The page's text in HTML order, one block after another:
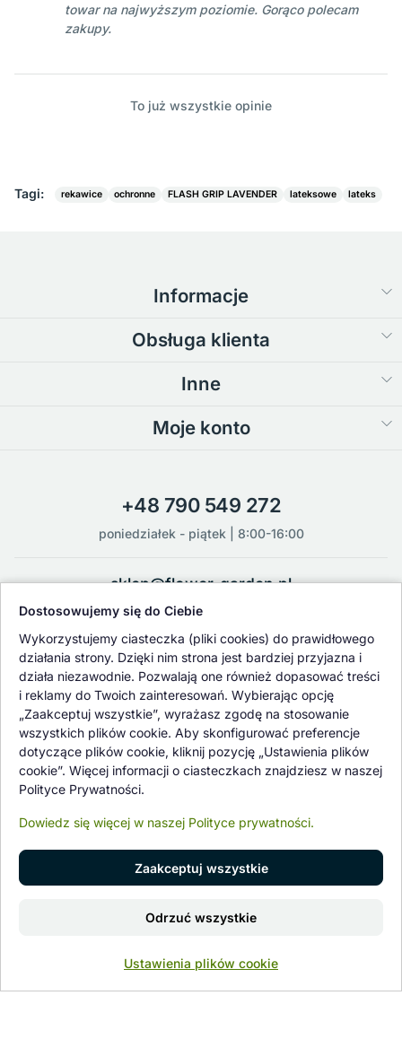
towar na najwyższym poziomie. Gorąco polecam
zakupy.
To już wszystkie opinie
Tagi: rekawice ochronne FLASH GRIP LAVENDER lateksowe lateks
Informacje
Obsługa klienta
Inne
Moje konto
+48 790 549 272
poniedziałek - piątek | 8:00-16:00
sklep@flower-garden.pl
Oferowane przez nas rośliny i nasiona podlegają regularnej ścisłej
kontroli jakości oraz kontroli zdrowotnej przeprowadzanej przez
wykwalifikowane osoby z Państwowej Inspekcji Ochrony Roślin i
Nasiennictwa.
© 1997 - 2026 flower-garden.pl | Wszelkie prawa zastrzeżone.
Dostosowujemy się do Ciebie
Wykorzystujemy ciasteczka (pliki cookies) do prawidłowego
działania strony. Dzięki nim strona jest bardziej przyjazna i
działa niezawodnie. Pozwalają one również dopasować treści
i reklamy do Twoich zainteresowań. Wybierając opcję
„Zaakceptuj wszystkie”, wyrażasz zgodę na stosowanie
wszystkich plików cookie. Aby skonfigurować preferencje
dotyczące plików cookie, kliknij pozycję „Ustawienia plików
cookie”. Więcej informacji o ciasteczkach znajdziesz w naszej
Polityce Prywatności.
Dowiedz się więcej w naszej Polityce prywatności.
Zaakceptuj wszystkie
Odrzuć wszystkie
Ustawienia plików cookie